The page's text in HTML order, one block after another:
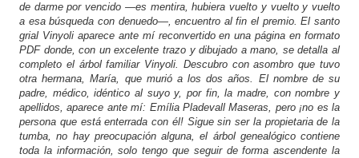
de darme por vencido —es mentira, hubiera vuelto y vuelto y vuelto
a esa búsqueda con denuedo—, encuentro al fin el premio. El santo
grial Vinyoli aparece ante mí reconvertido en una página en formato
PDF donde, con un excelente trazo y dibujado a mano, se detalla al
completo el árbol familiar Vinyoli. Descubro con asombro que tuvo
otra hermana, María, que murió a los dos años. El nombre de su
padre, médico, idéntico al suyo y, por fin, la madre, con nombre y
apellidos, aparece ante mí: Emília Pladevall Maseras, pero ¡no es la
persona que está enterrada con él! Sigue sin ser la propietaria de la
tumba, no hay preocupación alguna, el árbol genealógico contiene
toda la información, solo tengo que seguir de forma ascendente la